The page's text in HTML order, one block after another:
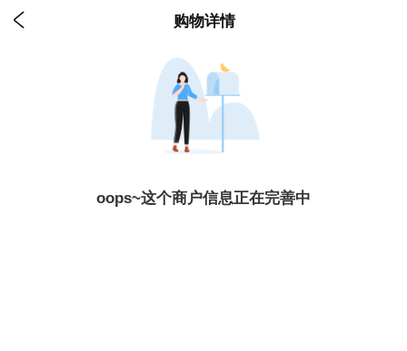
 购物详情
oops~这个商户信息正在完善中